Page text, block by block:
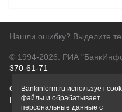
Нашли ошибку? Выделите
© 1994-2026. РИА
370-61-71
О проектеПолитика
Правовая информацияДля
Bankinform.ru использует
файлы и обрабатывает
персональные данные с